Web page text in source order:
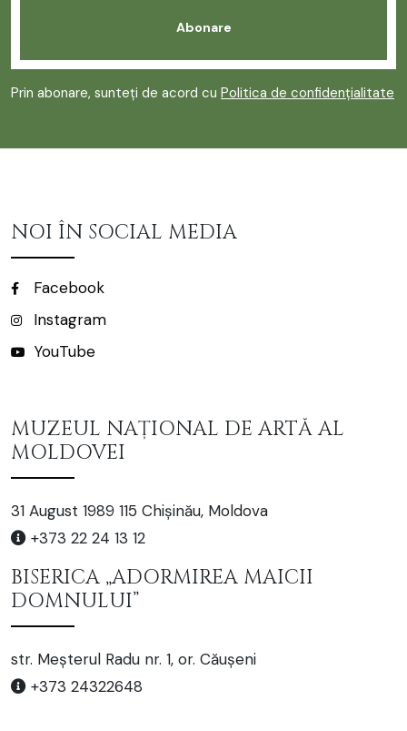
Prin abonare, sunteți de acord cu Politica de confidențialitate
NOI ÎN SOCIAL MEDIA
Facebook
Instagram
YouTube
MUZEUL NAȚIONAL DE ARTĂ AL
MOLDOVEI
31 August 1989 115 Chișinău, Moldova
+373 22 24 13 12
BISERICA „ADORMIREA MAICII
DOMNULUI”
str. Meșterul Radu nr. 1, or. Căușeni
+373 24322648